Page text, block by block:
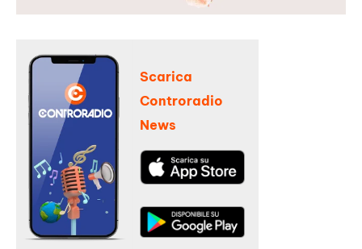
Scarica
Controradio
News